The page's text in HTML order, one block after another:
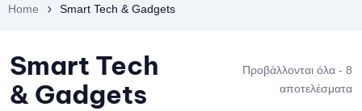
Home Smart Tech & Gadgets
Smart Tech
& Gadgets
Προβάλλονται όλα - 8
αποτελέσματα